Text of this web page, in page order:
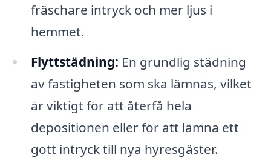
fräschare intryck och mer ljus i
hemmet.
Flyttstädning: En grundlig städning
av fastigheten som ska lämnas, vilket
är viktigt för att återfå hela
depositionen eller för att lämna ett
gott intryck till nya hyresgäster.